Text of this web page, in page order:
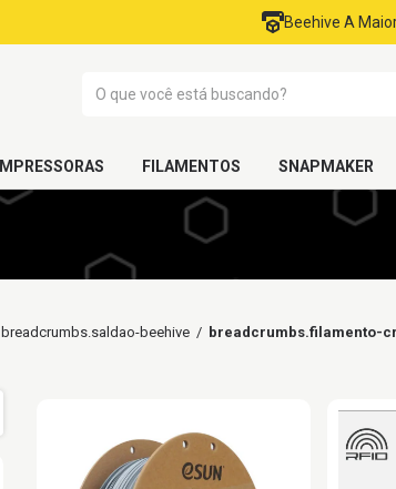
Beehive A
IMPRESSORAS FILAMENTOS SNAPMAKER
breadcrumbs.saldao-beehive / breadcrumbs.filamento-